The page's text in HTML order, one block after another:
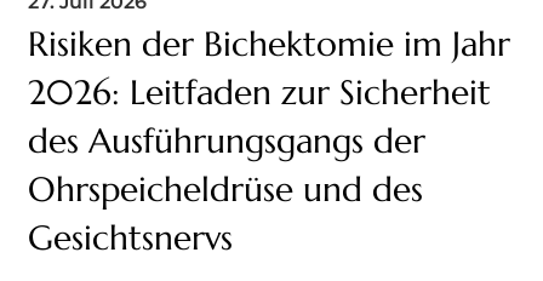
Risiken der Bichektomie im Jahr
2026: Leitfaden zur Sicherheit
des Ausführungsgangs der
Ohrspeicheldrüse und des
Gesichtsnervs